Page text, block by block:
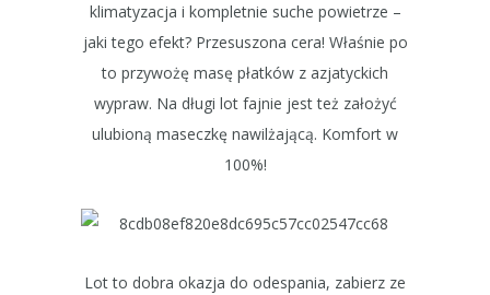
klimatyzacja i kompletnie suche powietrze –
jaki tego efekt? Przesuszona cera! Właśnie po
to przywożę masę płatków z azjatyckich
wypraw. Na długi lot fajnie jest też założyć
ulubioną maseczkę nawilżającą. Komfort w
100%!
Lot to dobra okazja do odespania, zabierz ze